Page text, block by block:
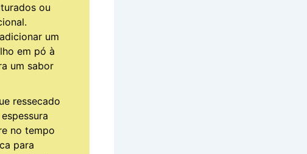
ou
um
em pó à
um sabor
ressecado
no tempo
para